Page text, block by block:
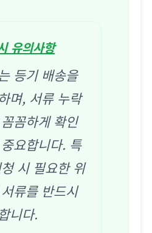
유의사항
등기 배송을
며, 서류 누락
꼼하게 확인
요합니다. 특
시 필요한 위
류를 반드시
니다.